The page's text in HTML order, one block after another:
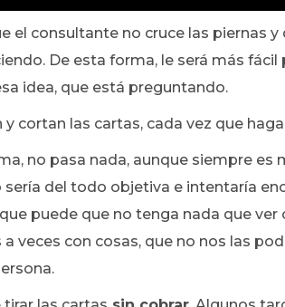
el consultante no cruce las piernas
De esta forma, le será más
idea, que está preguntando.
y cortan las cartas, cada vez que
no pasa nada, aunque siempre es
sería del todo objetiva e intentaría
puede que no tenga nada que ver
veces con cosas, que no nos las